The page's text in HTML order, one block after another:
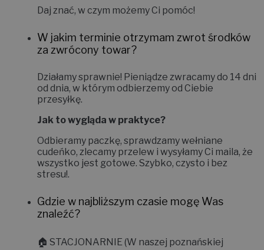
Daj znać, w czym możemy Ci pomóc!
W jakim terminie otrzymam zwrot środków
za zwrócony towar?
Działamy sprawnie! Pieniądze zwracamy do 14 dni
od dnia, w którym odbierzemy od Ciebie
przesyłkę.
Jak to wygląda w praktyce?
Odbieramy paczkę, sprawdzamy wełniane
cudeńko, zlecamy przelew i wysyłamy Ci maila, że
wszystko jest gotowe. Szybko, czysto i bez
stresu!.
Gdzie w najbliższym czasie mogę Was
znaleźć?
🏠 STACJONARNIE (W naszej poznańskiej